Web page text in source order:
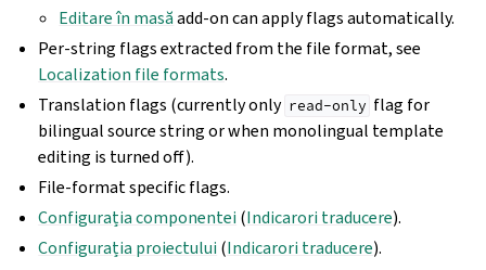
Editare în masăadd-on can apply flags automatically.
Per-string flags extracted from the file format, see
Localization file formats.
Translation flags (currently only read-only flag for
bilingual source string or when monolingual template
editing is turned off).
File-format specific flags.
Configurația componentei (Indicarori traducere).
Configurația proiectului (Indicarori traducere).